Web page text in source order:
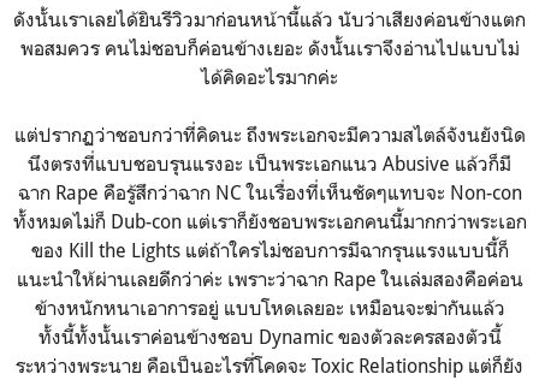
ดังนั้นเราเลยได้ยินรีวิวมาก่อนหน้านี้แล้ว นับว่าเสียงค่อนข้างแตก
พอสมควร คนไม่ชอบก็ค่อนข้างเยอะ ดังนั้นเราจึงอ่านไปแบบไม่
ได้คิดอะไรมากค่ะ
แต่ปรากฏว่าชอบกว่าที่คิดนะ ถึงพระเอกจะมีความสไตล์จังนยังนิด
นึงตรงที่แบบชอบรุนแรงอะ เป็นพระเอกแนว Abusive แล้วก็มี
ฉาก Rape คือรู้สึกว่าฉาก NC ในเรื่องที่เห็นชัดๆแทบจะ Non-con
ทั้งหมดไม่ก็ Dub-con แต่เราก็ยังชอบพระเอกคนนี้มากกว่าพระเอก
ของ Kill the Lights แต่ถ้าใครไม่ชอบการมีฉากรุนแรงแบบนี้ก็
แนะนำให้ผ่านเลยดีกว่าค่ะ เพราะว่าฉาก Rape ในเล่มสองคือค่อน
ข้างหนักหนาเอาการอยู่ แบบโหดเลยอะ เหมือนจะฆ่ากันแล้ว
ทั้งนี้ทั้งนั้นเราค่อนข้างชอบ Dynamic ของตัวละครสองตัวนี้
ระหว่างพระนาย คือเป็นอะไรที่โคดจะ Toxic Relationship แต่ก็ยัง